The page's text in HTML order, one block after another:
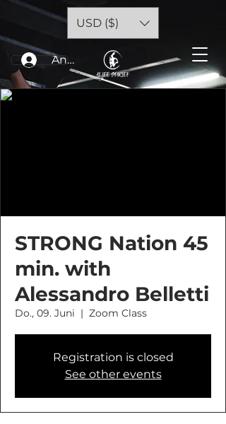
Anmelden
USD ($)
STRONG Nation 45
min. with
Alessandro Belletti
Do., 09. Juni
  |
Zoom Class
Registration is closed
See other events